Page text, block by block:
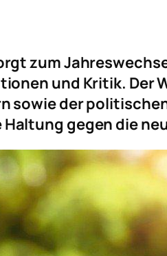
zum
und Kritik. Der
sowie der
gegen die